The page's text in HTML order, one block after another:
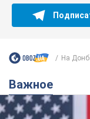
Супруга
назвала